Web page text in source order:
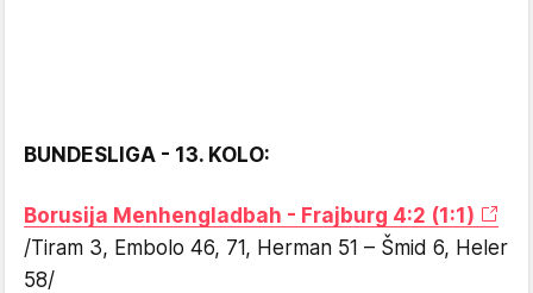
BUNDESLIGA - 13. KOLO:
Borusija Menhengladbah - Frajburg 4:2 (1:1)
/Tiram 3, Embolo 46, 71, Herman 51 – Šmid 6, Heler
58/